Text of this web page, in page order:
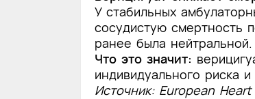
У стабильных
сосудистую смертность
ранее была нейтральной.
Что это значит:
индивидуального риска
Источник: European